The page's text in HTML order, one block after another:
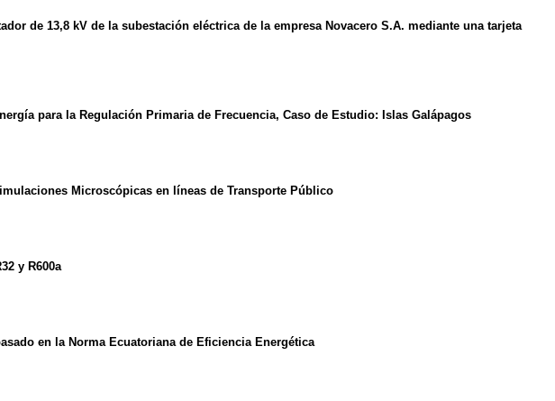
de 13,8 kV de la subestación eléctrica de la empresa Novacero S.A. mediante una tarjeta
para la Regulación Primaria de Frecuencia, Caso de Estudio: Islas Galápagos
Microscópicas en líneas de Transporte Público
y R600a
en la Norma Ecuatoriana de Eficiencia Energética